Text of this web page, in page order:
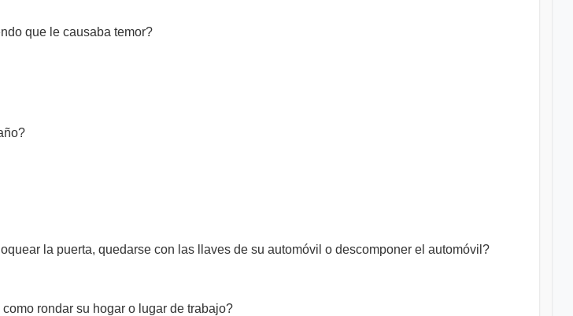
que le causaba temor?
la puerta, quedarse con las llaves de su automóvil o descomponer el automóvil?
rondar su hogar o lugar de trabajo?